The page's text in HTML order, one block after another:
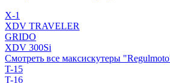
X-1
XDV TRAVELER
GRIDO
XDV 300Si
Смотреть все максискутеры
T-15
T-16